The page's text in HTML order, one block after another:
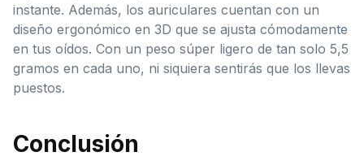
instante. Además, los auriculares cuentan con un
diseño ergonómico en 3D que se ajusta cómodamente
en tus oídos. Con un peso súper ligero de tan solo 5,5
gramos en cada uno, ni siquiera sentirás que los llevas
puestos.
Conclusión